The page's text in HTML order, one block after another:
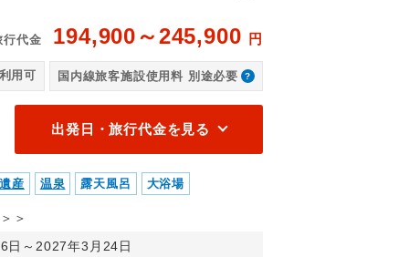
行代金 194,900～245,900 円
用可 国内線旅客施設使用料 別途必要
出発日・旅行代金を見る
産 温泉 露天風呂 大浴場
＞
日～2027年3月24日